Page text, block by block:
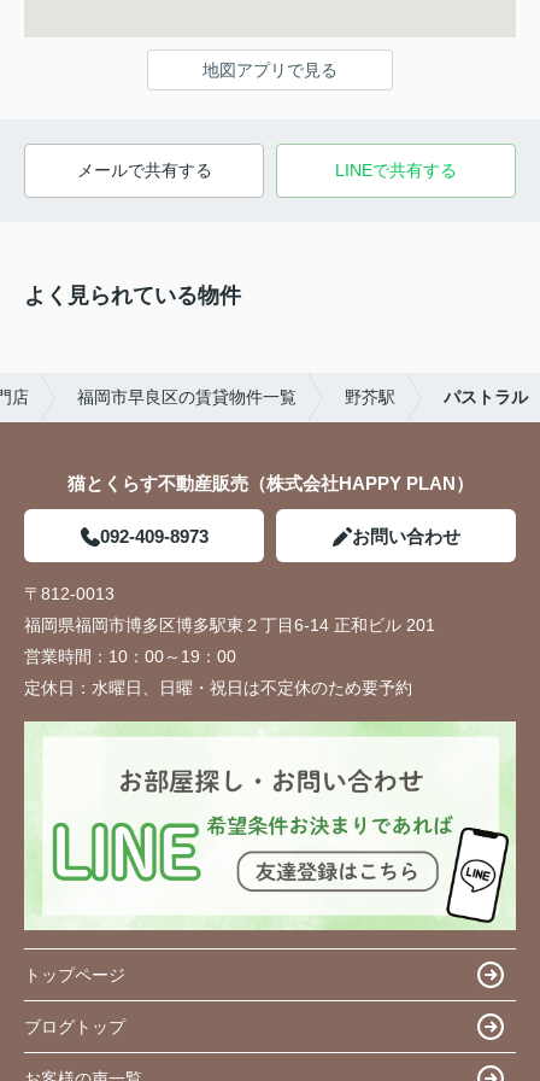
地図アプリで見る
メールで共有する LINEで共有する
よく見られている物件
店 福岡市早良区の賃貸物件一覧 野芥駅 パストラル
猫とくらす不動産販売（株式会社HAPPY PLAN）
092-409-8973 お問い合わせ
〒812-0013
福岡県福岡市博多区博多駅東２丁目6-14 正和ビル 201
営業時間： 10：00～19：00
定休日： 水曜日、日曜・祝日は不定休のため要予約
トップページ
ブログトップ